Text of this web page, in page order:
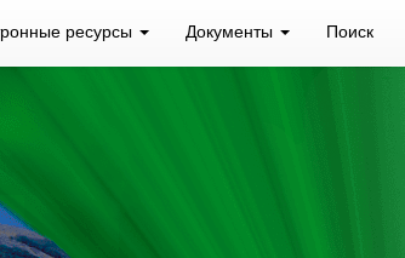
ресурсы Документы Поиск